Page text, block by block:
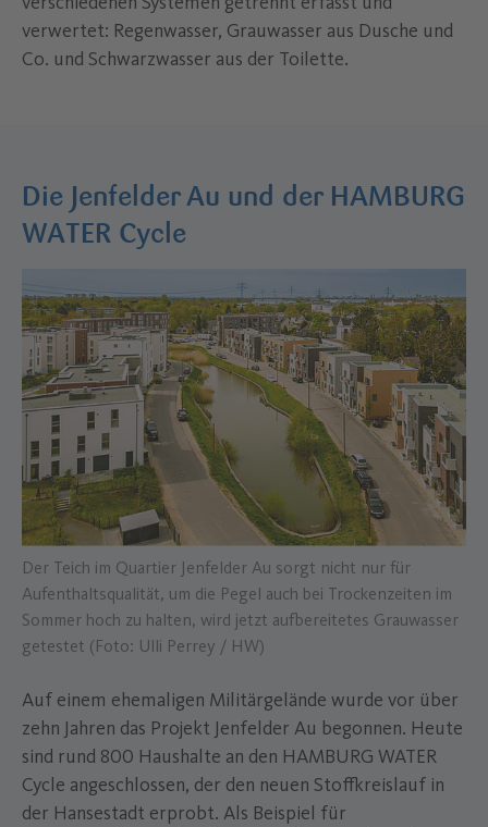
verwertet: Regenwasser, Grauwasser aus Dusche und
Co. und Schwarzwasser aus der Toilette.
Die Jenfelder Au und der HAMBURG
WATER Cycle
Der Teich im Quartier Jenfelder Au sorgt nicht nur für
Aufenthaltsqualität, um die Pegel auch bei Trockenzeiten im
Sommer hoch zu halten, wird jetzt aufbereitetes Grauwasser
getestet (Foto: Ulli Perrey / HW)
Auf einem ehemaligen Militärgelände wurde vor über
zehn Jahren das Projekt Jenfelder Au begonnen. Heute
sind rund 800 Haushalte an den HAMBURG WATER
Cycle angeschlossen, der den neuen Stoffkreislauf in
der Hansestadt erprobt. Als Beispiel für